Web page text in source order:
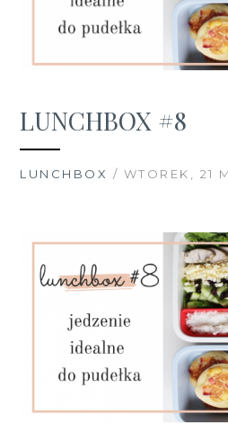
LUNCHBOX #8
LUNCHBOX / WTOREK, 21